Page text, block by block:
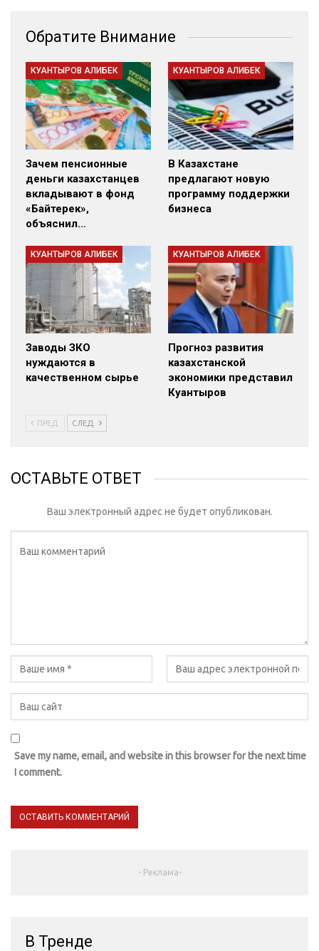
Обратите Внимание
КУАНТЫРОВ АЛИБЕК
Зачем пенсионные
деньги казахстанцев
вкладывают в фонд
«Байтерек»,
объяснил…
КУАНТЫРОВ АЛИБЕК
В Казахстане
предлагают новую
программу поддержки
бизнеса
КУАНТЫРОВ АЛИБЕК
Заводы ЗКО
нуждаются в
качественном сырье
КУАНТЫРОВ АЛИБЕК
Прогноз развития
казахстанской
экономики представил
Куантыров
ПРЕД. СЛЕД.
ОСТАВЬТЕ ОТВЕТ
Ваш электронный адрес не будет опубликован.
Save my name, email, and website in this browser for the next time
I comment.
- Реклама-
В Тренде